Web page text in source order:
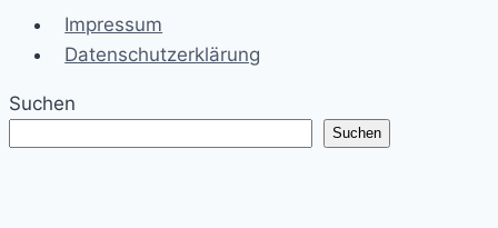
Impressum
Datenschutzerklärung
Suchen
Suchen